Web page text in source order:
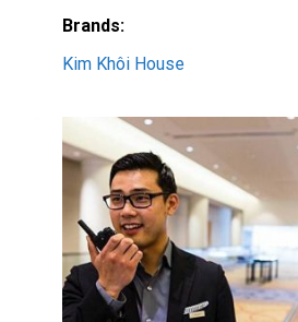
Brands:
Kim Khôi House
Add to
Wishlist